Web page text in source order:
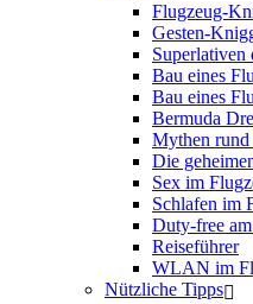
Flugzeug-
Gesten-
Bau eines
Bau eines
Bermuda
Mythen rund
Die
Sex im
Schlafen im
Duty-free
Reiseführer
WLAN im
Nützliche Tipps